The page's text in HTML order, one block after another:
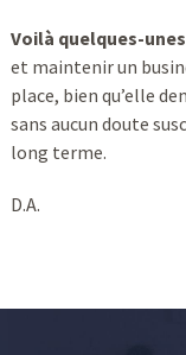
Voilà quelques-
et maintenir un
place, bien qu’elle
sans aucun doute
long terme.
D.A.